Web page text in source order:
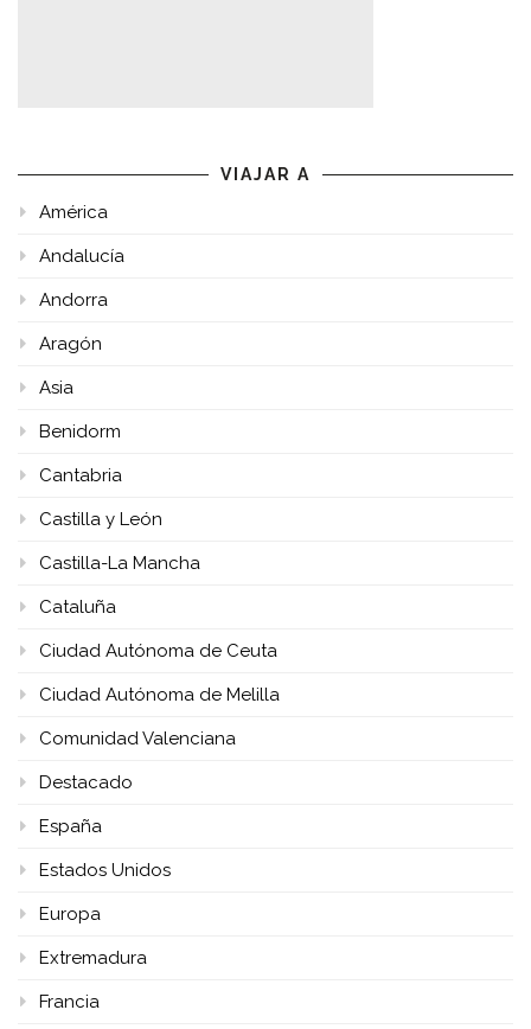
VIAJAR A
América
Andalucía
Andorra
Aragón
Asia
Benidorm
Cantabria
Castilla y León
Castilla-La Mancha
Cataluña
Ciudad Autónoma de Ceuta
Ciudad Autónoma de Melilla
Comunidad Valenciana
Destacado
España
Estados Unidos
Europa
Extremadura
Francia